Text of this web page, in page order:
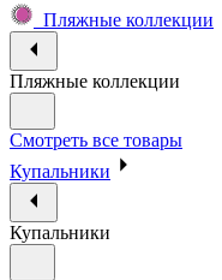
Пляжные коллекции
Пляжные коллекции
Смотреть все товары
Купальники
Купальники